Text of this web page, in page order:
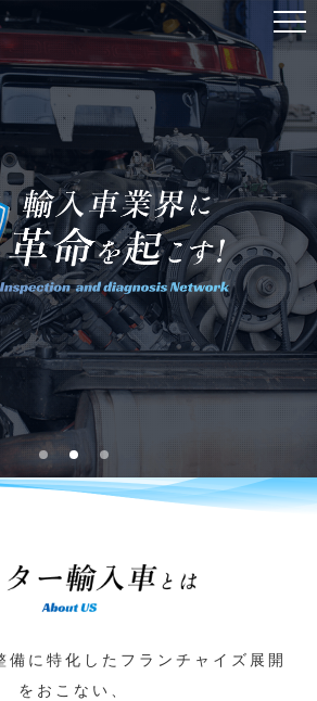
備に特化したフランチャイズ展開
をおこない、